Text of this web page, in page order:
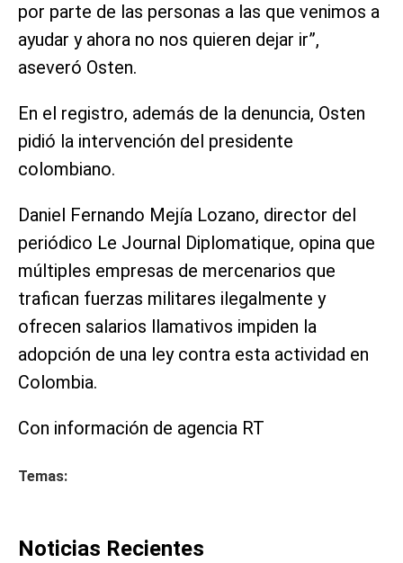
por parte de las personas a las que venimos a
ayudar y ahora no nos quieren dejar ir”,
aseveró Osten.
En el registro, además de la denuncia, Osten
pidió la intervención del presidente
colombiano.
Daniel Fernando Mejía Lozano, director del
periódico Le Journal Diplomatique, opina que
múltiples empresas de mercenarios que
trafican fuerzas militares ilegalmente y
ofrecen salarios llamativos impiden la
adopción de una ley contra esta actividad en
Colombia.
Con información de agencia RT
Temas:
Noticias Recientes